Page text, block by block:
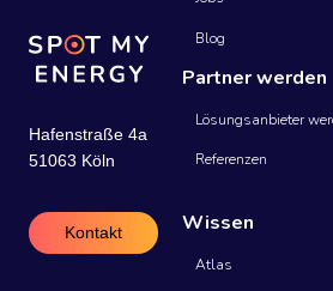
Hafenstraße 4a
51063 Köln
Kontakt
Blog
Partner werden
Lösungsanbieter
Referenzen
Wissen
Atlas